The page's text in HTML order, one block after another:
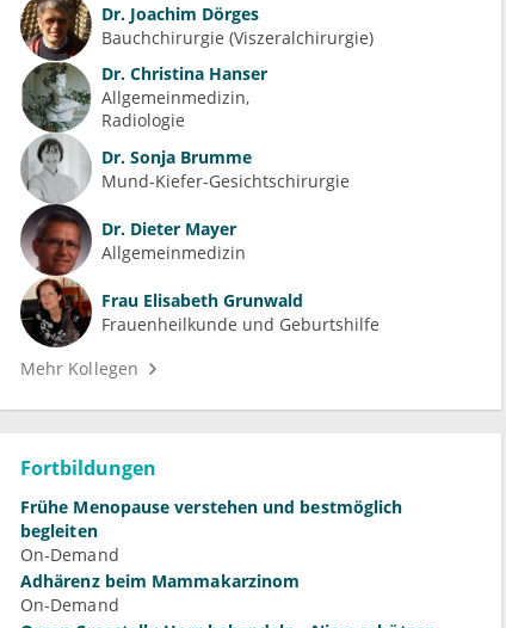
Dr. Joachim Dörges
Bauchchirurgie (Viszeralchirurgie)
Dr. Christina Hanser
Allgemeinmedizin
Radiologie
Dr. Sonja Brumme
Mund-Kiefer-Gesichtschirurgie
Dr. Dieter Mayer
Allgemeinmedizin
Frau Elisabeth Grunwald
Frauenheilkunde und Geburtshilfe
Mehr Kollegen
Fortbildungen
Frühe Menopause verstehen und bestmöglich
begleiten
On-Demand
Adhärenz beim Mammakarzinom
On-Demand